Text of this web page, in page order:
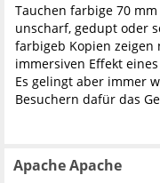
Tauchen farbige 70
unscharf, gedupt oder
farbigeb Kopien zeigen
immersiven Effekt
Es gelingt aber immer
Besuchern dafür das
Apache Apache